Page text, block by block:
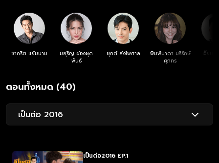
ชาคริต แย้มนาม
มยุริญ ผ่องผุด
พันธ์
ยุกต์ ส่งไพศาล
พิมพ์มาดา บริรักษ์
ศุภกร
เจี๊ยบ
ตอนทั้งหมด (40)
เป็นต่อ 2016
เป็นต่อ2016 EP.1